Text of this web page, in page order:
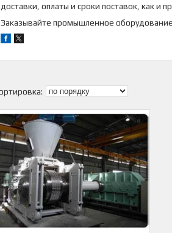
доставки, оплаты и сроки поставок, как и
Заказывайте промышленное